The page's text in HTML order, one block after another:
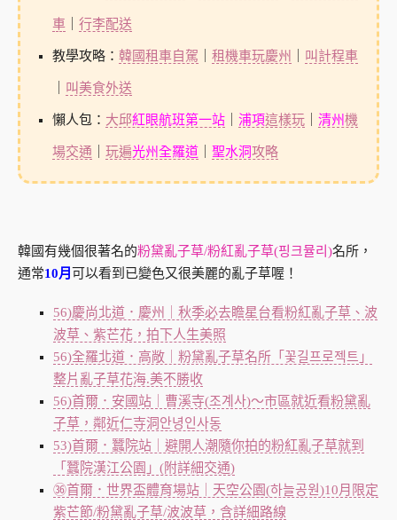
車｜ 行李配送
教學攻略： 韓國租車自駕 租機車玩慶州 叫計程車
叫美食外送
懶人包： 大邱紅眼航班第一站｜ 浦項這樣玩｜ 清州機
場交通 玩遍光州全羅道｜ 聖水洞攻略
韓國有幾個很著名的粉黛亂子草/粉紅亂子草(핑크뮬리)名所，
通常10月 可以看到已變色又很美麗的亂子草喔！
56)慶尚北道．慶州｜秋季必去瞻星台看粉紅亂子草、波
波草、紫芒花，拍下人生美照
56)全羅北道．高敞｜粉黛亂子草名所「꽃길프로젝트」
整片亂子草花海.美不勝收
56)首爾．安國站｜曹溪寺(조계사)～市區就近看粉黛亂
子草，鄰近仁寺洞안녕인사동
53)首爾．蠶院站｜避開人潮隨你拍的粉紅亂子草就到
「蠶院漢江公園」(附詳細交通)
㊱首爾．世界盃體育場站｜天空公園(하늘공원)10月限定
紫芒節/粉黛亂子草/波波草，含詳細路線